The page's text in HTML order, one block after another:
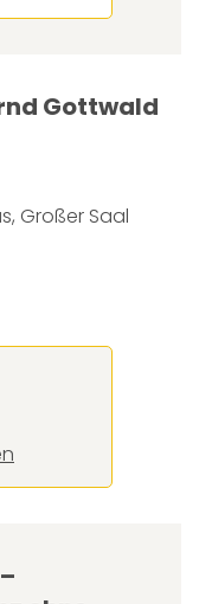
Gottwald
Großer Saal